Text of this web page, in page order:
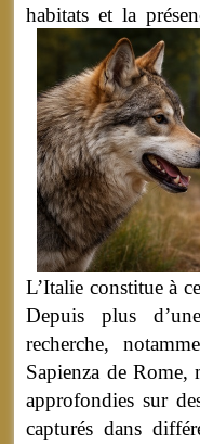
habitats et la
L’Italie constitue à
Depuis plus
recherche,
Sapienza de Rome,
approfondies sur
capturés dans